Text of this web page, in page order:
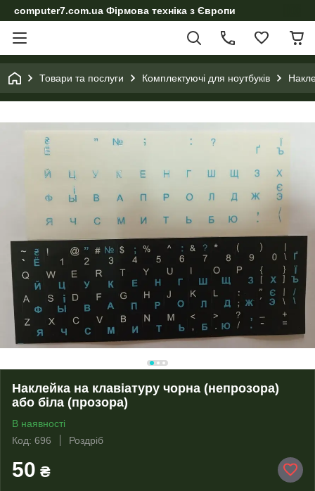
computer7.com.ua Фірмова техніка з Європи
Товари та послуги Комплектуючі для ноутбуків
Наклейка на клавіатуру чорна (непрозора)
або біла (прозора)
В наявності
Код: 696
Роздріб
50 ₴